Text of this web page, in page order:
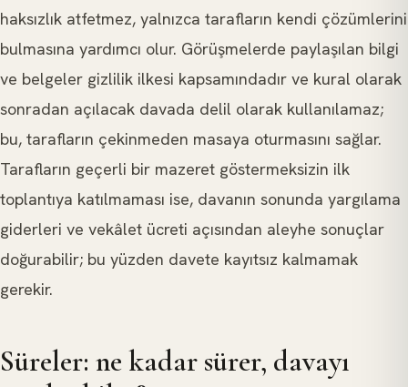
haksızlık atfetmez, yalnızca tarafların kendi çözümlerini
bulmasına yardımcı olur. Görüşmelerde paylaşılan bilgi
ve belgeler gizlilik ilkesi kapsamındadır ve kural olarak
sonradan açılacak davada delil olarak kullanılamaz;
bu, tarafların çekinmeden masaya oturmasını sağlar.
Tarafların geçerli bir mazeret göstermeksizin ilk
toplantıya katılmaması ise, davanın sonunda yargılama
giderleri ve vekâlet ücreti açısından aleyhe sonuçlar
doğurabilir; bu yüzden davete kayıtsız kalmamak
gerekir.
Süreler: ne kadar sürer, davayı